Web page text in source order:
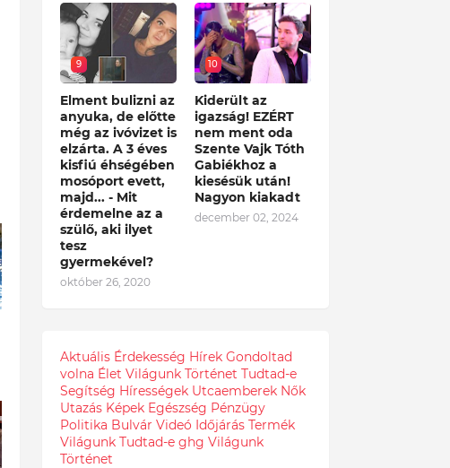
9
Elment bulizni az
anyuka, de előtte
még az ivóvizet is
elzárta. A 3 éves
kisfiú éhségében
mosóport evett,
majd... - Mit
érdemelne az a
szülő, aki ilyet
tesz
gyermekével?
október 26, 2020
10
Kiderült az
igazság! EZÉRT
nem ment oda
Szente Vajk Tóth
Gabiékhoz a
kiesésük után!
Nagyon kiakadt
december 02, 2024
Aktuális Érdekesség Hírek Gondoltad
volna Élet Világunk Történet Tudtad-e
Segítség Hírességek Utcaemberek Nők
Utazás Képek Egészség Pénzügy
Politika Bulvár Videó Időjárás Termék
Világunk Tudtad-e ghg Világunk
Történet